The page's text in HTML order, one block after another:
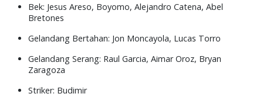
Bek: Jesus Areso, Boyomo, Alejandro Catena, Abel
Bretones
Gelandang Bertahan: Jon Moncayola, Lucas Torro
Gelandang Serang: Raul Garcia, Aimar Oroz, Bryan
Zaragoza
Striker: Budimir